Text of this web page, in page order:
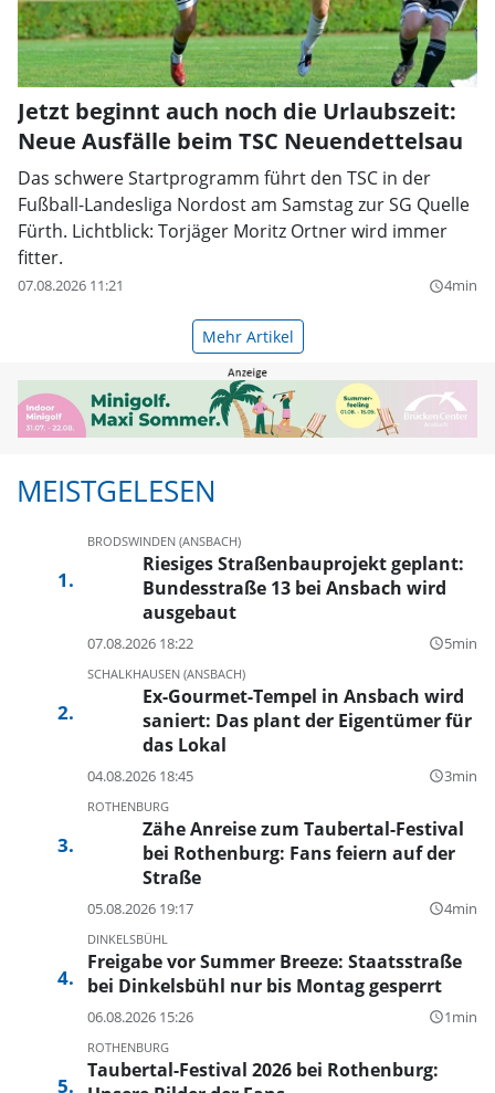
Jetzt beginnt auch noch die Urlaubszeit:
Neue Ausfälle beim TSC Neuendettelsau
Das schwere Startprogramm führt den TSC in der
Fußball-Landesliga Nordost am Samstag zur SG Quelle
Fürth. Lichtblick: Torjäger Moritz Ortner wird immer
fitter.
07.08.2026 11:21 query_builder4min
Mehr Artikel
MEISTGELESEN
BRODSWINDEN (ANSBACH)
Riesiges Straßenbauprojekt geplant:
Bundesstraße 13 bei Ansbach wird
ausgebaut
07.08.2026 18:22 query_builder5min
SCHALKHAUSEN (ANSBACH)
Ex-Gourmet-Tempel in Ansbach wird
saniert: Das plant der Eigentümer für
das Lokal
04.08.2026 18:45 query_builder3min
ROTHENBURG
Zähe Anreise zum Taubertal-Festival
bei Rothenburg: Fans feiern auf der
Straße
05.08.2026 19:17 query_builder4min
DINKELSBÜHL
Freigabe vor Summer Breeze: Staatsstraße
bei Dinkelsbühl nur bis Montag gesperrt
06.08.2026 15:26 query_builder1min
ROTHENBURG
Taubertal-Festival 2026 bei Rothenburg: